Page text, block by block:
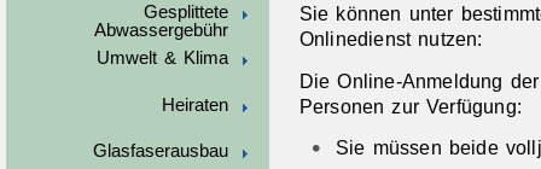
Gesplittete
Abwassergebühr
Umwelt & Klima
Heiraten
Glasfaserausbau
Sie können unter
Onlinedienst nutzen:
Die Online-Anmeldung
Personen zur Verfügung:
Sie müssen beide